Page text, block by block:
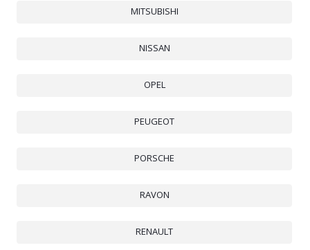
MITSUBISHI
NISSAN
OPEL
PEUGEOT
PORSCHE
RAVON
RENAULT